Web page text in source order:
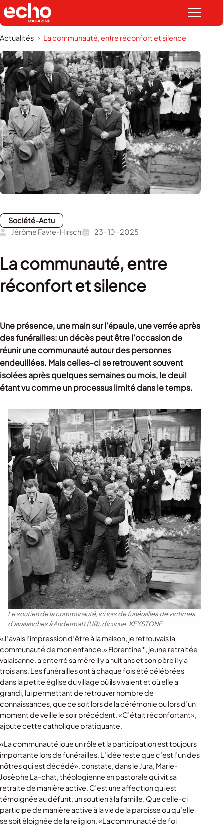
Actualités La communauté, entre réconfort et silence
Société-Actu
Jérôme Favre-Hirschi
23-10-2025
La communauté, entre
réconfort et silence
Une présence, une main sur l’épaule, une verrée après
des funérailles: un décès peut être l’occasion de
réunir une communauté autour des personnes
endeuillées. Mais celles-ci se retrouvent souvent
isolées après quelques semaines ou mois, le deuil
étant vu comme un processus limité dans le temps.
Le soutien de la communauté, ici lors de funérailles de victimes
d’avalanches à Andermatt (UR), diminue. KEYSTONE
«J’avais l’impression d’être à la maison, je retrouvais la
communauté de mon enfance.» Florentine*, jeune retraitée
valaisanne, a enterré sa mère il y a huit ans et son père il y a
trois ans. Les funérailles ont à chaque fois été célébrées
dans la petite église du village où ils vivaient et où elle a
grandi, lui permettant de retrouver nombre de
connaissances, que ce soit lors de la cérémonie ou lors d’un
moment de veille le soir précédent. «C’était réconfortant»,
ajoute cette catholique pratiquante.
«La communauté joue un rôle et la participation est toujours
importante lors de funérailles. L’idée reste que c’est l’un des
nôtres qui est décédé», constate, dans le Jura, Marie-
Josèphe La-chat, théologienne en pastorale qui vit sa
retraite de manière active. C’est une affection qui est
témoignée au défunt, un soutien à la famille. Que celle-ci
participe de manière active à la vie de la paroisse ou qu’elle
se soit éloignée de la religion. «La communauté de foi